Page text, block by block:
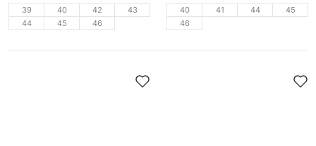
39 40 42
43
44
45 46
40 41 44
45
46